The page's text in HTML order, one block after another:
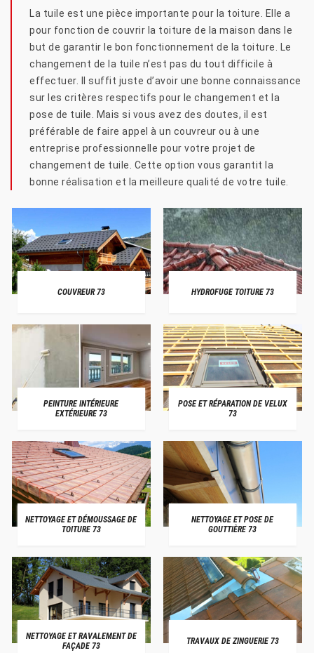
La tuile est une pièce importante pour la toiture. Elle a
pour fonction de couvrir la toiture de la maison dans le
but de garantir le bon fonctionnement de la toiture. Le
changement de la tuile n’est pas du tout difficile à
effectuer. Il suffit juste d’avoir une bonne connaissance
sur les critères respectifs pour le changement et la
pose de tuile. Mais si vous avez des doutes, il est
préférable de faire appel à un couvreur ou à une
entreprise professionnelle pour votre projet de
changement de tuile. Cette option vous garantit la
bonne réalisation et la meilleure qualité de votre tuile.
COUVREUR 73 HYDROFUGE TOITURE 73
PEINTURE INTÉRIEURE
EXTÉRIEURE 73
POSE ET RÉPARATION DE VELUX
73
NETTOYAGE ET DÉMOUSSAGE DE
TOITURE 73
NETTOYAGE ET POSE DE
GOUTTIÈRE 73
NETTOYAGE ET RAVALEMENT DE
FAÇADE 73
TRAVAUX DE ZINGUERIE 73